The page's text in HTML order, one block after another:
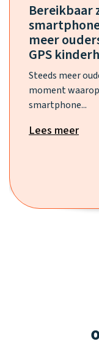
Bereikbaar
meer
GPS
Steeds meer
moment
smartphone...
Lees meer